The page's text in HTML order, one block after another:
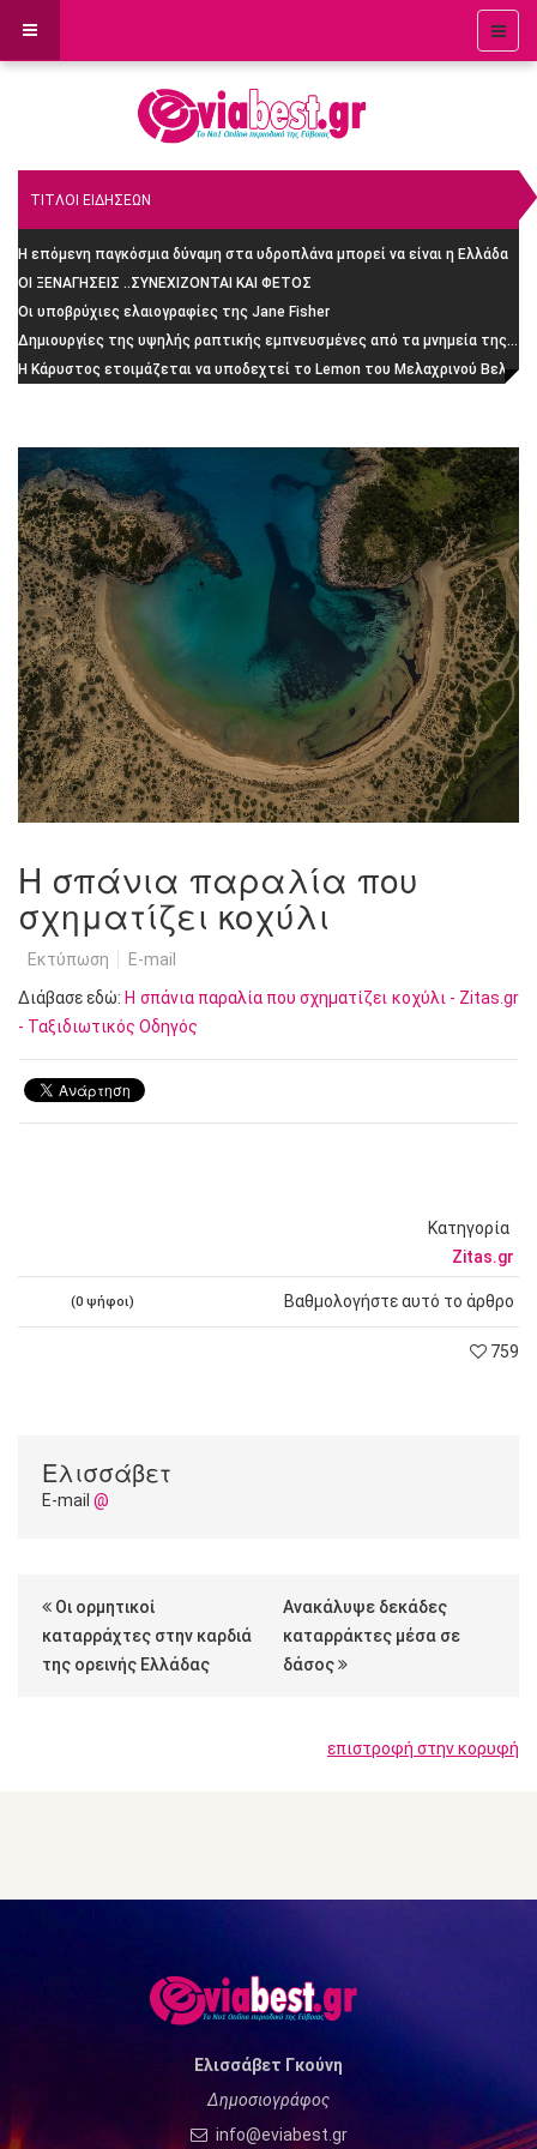
ΤΙΤΛΟΙ ΕΙΔΗΣΕΩΝ
Η επόμενη παγκόσμια δύναμη στα υδροπλάνα μπορεί να είναι η Ελλάδα
ΟΙ ΞΕΝΑΓΗΣΕΙΣ ..ΣΥΝΕΧΙΖΟΝΤΑΙ ΚΑΙ ΦΕΤΟΣ
Οι υποβρύχιες ελαιογραφίες της Jane Fisher
Δημιουργίες της υψηλής ραπτικής εμπνευσμένες από τα μνημεία της Ρώμης
H Κάρυστος ετοιμάζεται να υποδεχτεί το Lemon του Μελαχρινού Βελέντζα: H απίστευτη ιστορία
Η σπάνια παραλία που
σχηματίζει κοχύλι
Εκτύπωση E-mail
Κατηγορία
Zitas.gr
Βαθμολογήστε αυτό το άρθρο
(0 ψήφοι)
759
Διάβασε εδώ: Η σπάνια παραλία που σχηματίζει κοχύλι - Zitas.gr
- Ταξιδιωτικός Οδηγός
Ελισσάβετ
E-mail @
Οι ορμητικοί
καταρράχτες στην καρδιά
της ορεινής Ελλάδας
Ανακάλυψε δεκάδες
καταρράκτες μέσα σε
δάσος
επιστροφή στην κορυφή
Ελισσάβετ Γκούνη
Δημοσιογράφος
info@eviabest.gr